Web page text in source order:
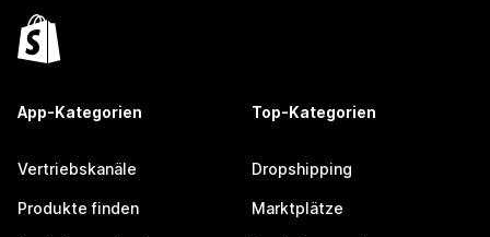
App-Kategorien
Vertriebskanäle
Produkte finden
Top-Kategorien
Dropshipping
Marktplätze